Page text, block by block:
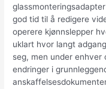
god tid til å redigere
operere kjønnslepper
uklart hvor langt
seg, men under
endringer i